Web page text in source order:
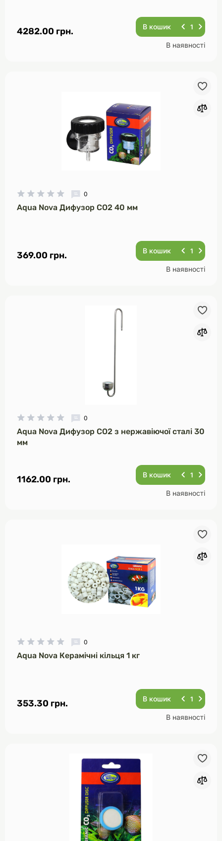
4282.00 грн. В кошик
В наявності
0
Aqua Nova Дифузор CO2 40 мм
369.00 грн. В кошик
В наявності
0
Aqua Nova Дифузор CO2 з нержавіючої сталі 30
мм
1162.00 грн. В кошик
В наявності
0
Aqua Nova Керамічні кільця 1 кг
353.30 грн. В кошик
В наявності